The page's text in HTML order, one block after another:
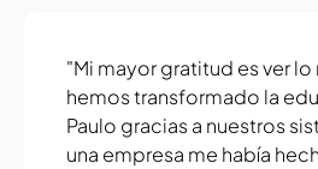
"Mi mayor gratitud es ver
hemos transformado la
Paulo gracias a nuestros
una empresa me había